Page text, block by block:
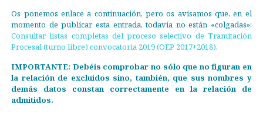
Os ponemos enlace a continuación, pero os avisamos que, en el
momento de publicar esta entrada, todavía no están «colgadas»:
Consultar listas completas del proceso selectivo de Tramitación
Procesal (turno libre) convocatoria 2019 (OEP 2017+2018).
IMPORTANTE: Debéis comprobar no sólo que no figuran en
la relación de excluidos sino, también, que sus nombres y
demás datos constan correctamente en la relación de
admitidos.